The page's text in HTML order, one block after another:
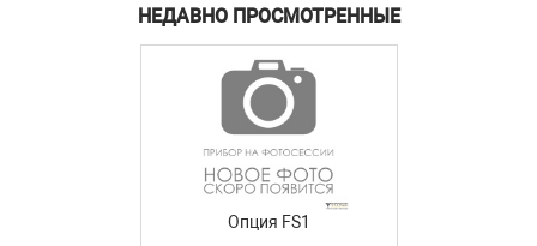
НЕДАВНО ПРОСМОТРЕННЫЕ
Опция FS1